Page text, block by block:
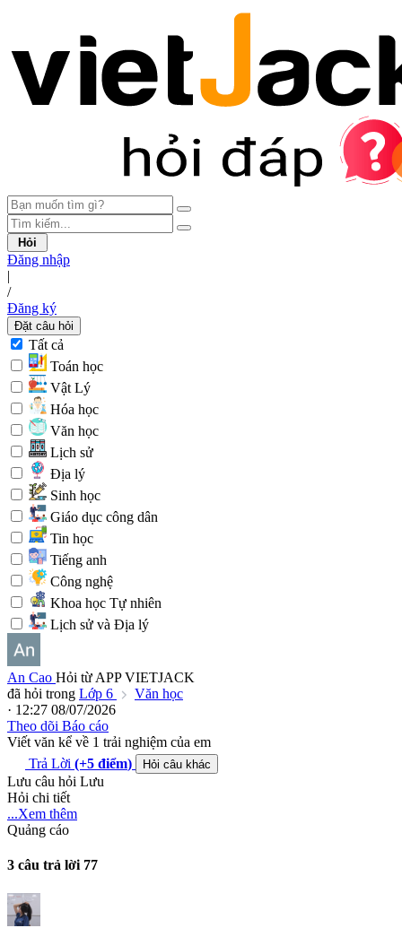
Hỏi
Đăng nhập
|
/
Đăng ký
Đặt câu hỏi
Tất cả
Toán học
Vật Lý
Hóa học
Văn học
Lịch sử
Địa lý
Sinh học
Giáo dục công dân
Tin học
Tiếng anh
Công nghệ
Khoa học Tự nhiên
Lịch sử và Địa lý
An Cao Hỏi từ APP VIETJACK
đã hỏi trong Lớp 6
Văn học
· 12:27 08/07/2026
Theo dõi Báo cáo
Viết văn kể về 1 trải nghiệm của em
Trả Lời (+5 điểm) Hỏi câu khác
Lưu câu hỏi Lưu
Hỏi chi tiết
...Xem thêm
Quảng cáo
3 câu trả lời 77